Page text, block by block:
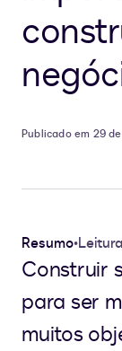
Publicado em 29
Resumo•
Construir
para ser
muitos